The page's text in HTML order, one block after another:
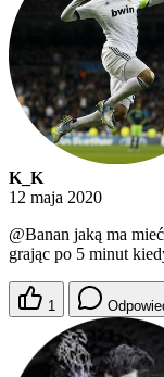
K_K
12 maja 2020
@Banan jaką ma
grając po 5 minut
1